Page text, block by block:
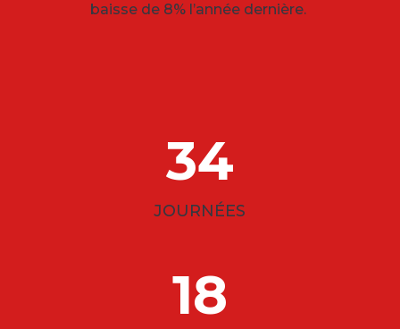
baisse de 8% l’année dernière.
34
JOURNÉES
18